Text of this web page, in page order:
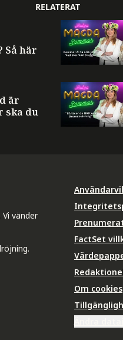
RELATERAT
Så här
är
ska du
vänder
FactSet
Om cookies